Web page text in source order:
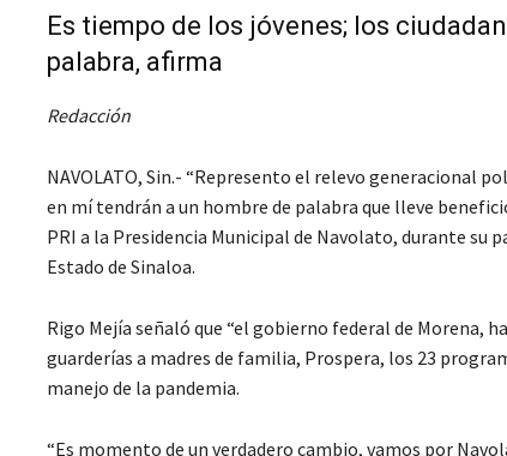
Es tiempo de los jóvenes; los
palabra, afirma
Redacción
NAVOLATO, Sin.- “Represento el relevo generacional
en mí tendrán a un hombre de palabra que lleve
PRI a la Presidencia Municipal de Navolato, durante
Estado de Sinaloa.
Rigo Mejía señaló que “el gobierno federal de Morena,
guarderías a madres de familia, Prospera, los 23
manejo de la pandemia.
“Es momento de un verdadero cambio, vamos por